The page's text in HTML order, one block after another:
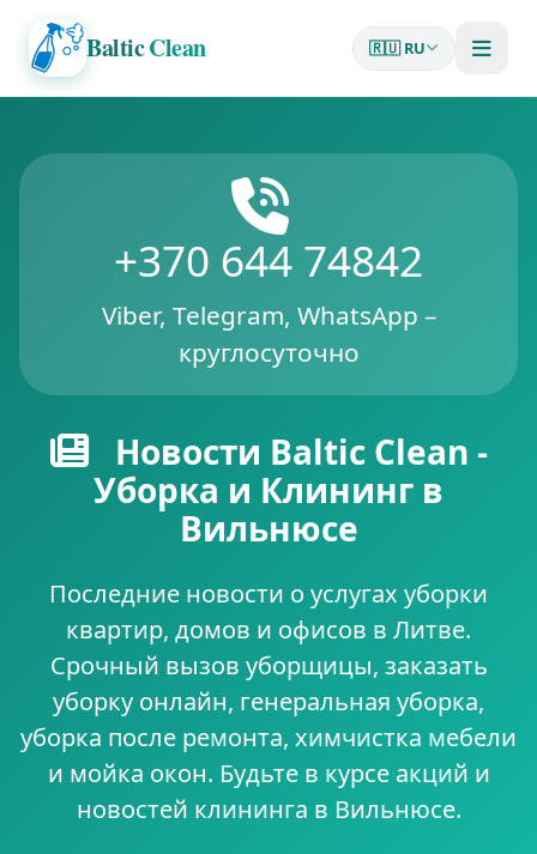
BalticClean 🇷🇺 RU
+370 644 74842
Viber, Telegram, WhatsApp –
круглосуточно
Новости Baltic Clean -
Уборка и Клининг в
Вильнюсе
Последние новости о услугах уборки
квартир, домов и офисов в Литве.
Срочный вызов уборщицы, заказать
уборку онлайн, генеральная уборка,
уборка после ремонта, химчистка мебели
и мойка окон. Будьте в курсе акций и
новостей клининга в Вильнюсе.